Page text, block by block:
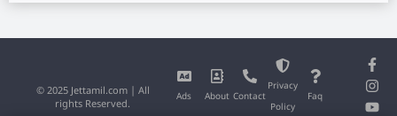
Ads About Contact
Privacy
Policy
Faq
© 2025 Jettamil.com | All
rights Reserved.